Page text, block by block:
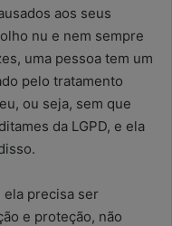
aos seus
nu e nem sempre
uma pessoa tem um
pelo tratamento
ou seja, sem que
da LGPD, e ela
ela precisa ser
e proteção, não